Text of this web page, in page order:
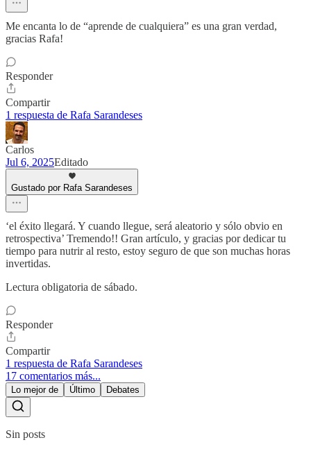
Me encanta lo de “aprende de cualquiera” es una gran verdad,
gracias Rafa!
Responder
Compartir
1 respuesta de Rafa Sarandeses
Carlos
Jul 6, 2025Editado
Gustado por Rafa Sarandeses
‘el éxito llegará. Y cuando llegue, será aleatorio y sólo obvio en
retrospectiva’ Tremendo!! Gran artículo, y gracias por dedicar tu
tiempo para nutrir al resto, estoy seguro de que son muchas horas
invertidas.
Lectura obligatoria de sábado.
Responder
Compartir
1 respuesta de Rafa Sarandeses
17 comentarios más...
Lo mejor de Último Debates
Sin posts